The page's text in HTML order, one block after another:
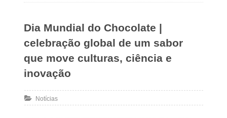
Dia Mundial do Chocolate |
celebração global de um sabor
que move culturas, ciência e
inovação
Notícias